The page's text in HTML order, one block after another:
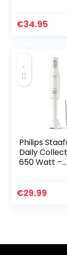
€34.95
Philips
Daily
650 Watt –
Snelle
€29.99